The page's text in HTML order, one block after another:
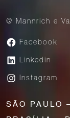
@ Mannrich e
Facebook
Linkedin
Instagram
SÃO PAULO